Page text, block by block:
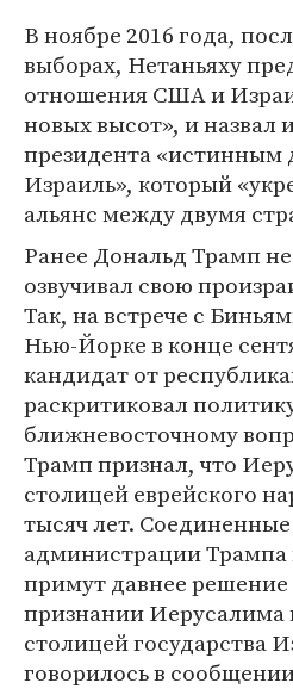
В ноябре 2016 года,
выборах, Нетаньяху
отношения США и
новых высот», и назвал
президента «истинным
Израиль», который
альянс между двумя
Ранее Дональд Трамп
озвучивал свою
Так, на встрече с
Нью-Йорке в конце
кандидат от
раскритиковал
ближневосточному
Трамп признал, что
столицей еврейского
тысяч лет.
администрации Трампа
примут давнее решение
признании
столицей государства
говорилось в